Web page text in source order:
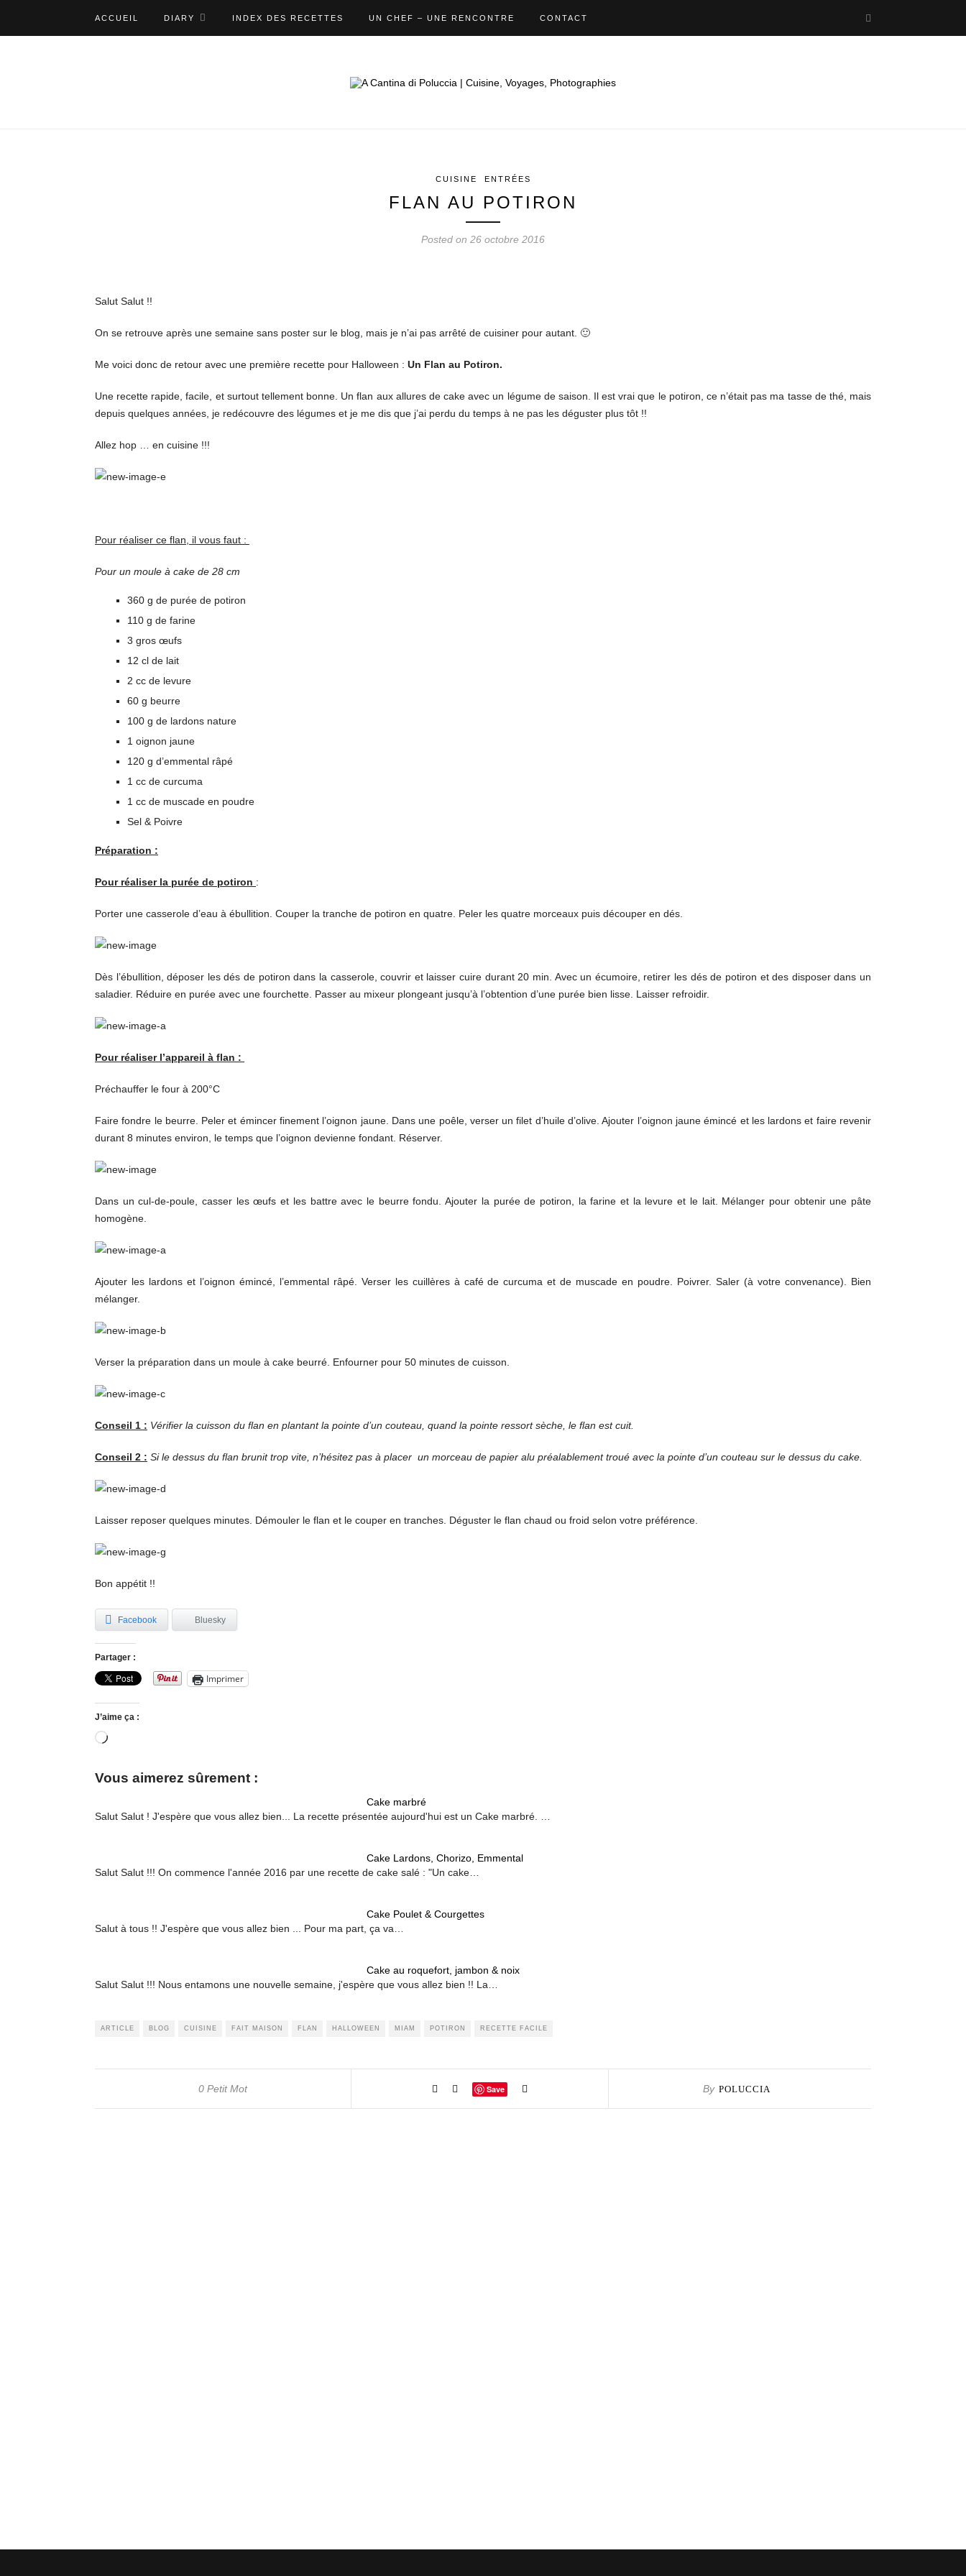
ACCUEIL DIARY INDEX DES RECETTES UN CHEF – UNE RENCONTRE CONTACT
CUISINE ENTRÉES
FLAN AU POTIRON
Posted on 26 octobre 2016
Salut Salut !!
On se retrouve après une semaine sans poster sur le blog, mais je n’ai pas arrêté de cuisiner pour autant. 🙂
Me voici donc de retour avec une première recette pour Halloween : Un Flan au Potiron.
Une recette rapide, facile, et surtout tellement bonne. Un flan aux allures de cake avec un légume de saison. Il est vrai que le potiron, ce n’était pas ma tasse de thé, mais
depuis quelques années, je redécouvre des légumes et je me dis que j’ai perdu du temps à ne pas les déguster plus tôt !!
Allez hop … en cuisine !!!
Pour réaliser ce flan, il vous faut :
Pour un moule à cake de 28 cm
360 g de purée de potiron
110 g de farine
3 gros œufs
12 cl de lait
2 cc de levure
60 g beurre
100 g de lardons nature
1 oignon jaune
120 g d’emmental râpé
1 cc de curcuma
1 cc de muscade en poudre
Sel & Poivre
Préparation :
Pour réaliser la purée de potiron :
Porter une casserole d’eau à ébullition. Couper la tranche de potiron en quatre. Peler les quatre morceaux puis découper en dés.
Dès l’ébullition, déposer les dés de potiron dans la casserole, couvrir et laisser cuire durant 20 min. Avec un écumoire, retirer les dés de potiron et des disposer dans un
saladier. Réduire en purée avec une fourchette. Passer au mixeur plongeant jusqu’à l’obtention d’une purée bien lisse. Laisser refroidir.
Pour réaliser l’appareil à flan :
Préchauffer le four à 200°C
Faire fondre le beurre. Peler et émincer finement l’oignon jaune. Dans une poêle, verser un filet d’huile d’olive. Ajouter l’oignon jaune émincé et les lardons et faire revenir
durant 8 minutes environ, le temps que l’oignon devienne fondant. Réserver.
Dans un cul-de-poule, casser les œufs et les battre avec le beurre fondu. Ajouter la purée de potiron, la farine et la levure et le lait. Mélanger pour obtenir une pâte
homogène.
Ajouter les lardons et l’oignon émincé, l’emmental râpé. Verser les cuillères à café de curcuma et de muscade en poudre. Poivrer. Saler (à votre convenance). Bien
mélanger.
Verser la préparation dans un moule à cake beurré. Enfourner pour 50 minutes de cuisson.
Conseil 1 : Vérifier la cuisson du flan en plantant la pointe d’un couteau, quand la pointe ressort sèche, le flan est cuit.
Conseil 2 : Si le dessus du flan brunit trop vite, n’hésitez pas à placer un morceau de papier alu préalablement troué avec la pointe d’un couteau sur le dessus du cake.
Laisser reposer quelques minutes. Démouler le flan et le couper en tranches. Déguster le flan chaud ou froid selon votre préférence.
Bon appétit !!
Facebook Bluesky
Partager :
Imprimer
J’aime ça :
Chargement…
Vous aimerez sûrement :
Cake marbré
Salut Salut ! J'espère que vous allez bien... La recette présentée aujourd'hui est un Cake marbré. …
Cake Lardons, Chorizo, Emmental
Salut Salut !!! On commence l'année 2016 par une recette de cake salé : "Un cake…
Cake Poulet & Courgettes
Salut à tous !! J'espère que vous allez bien ... Pour ma part, ça va…
Cake au roquefort, jambon & noix
Salut Salut !!! Nous entamons une nouvelle semaine, j'espère que vous allez bien !! La…
ARTICLE BLOG CUISINE FAIT MAISON FLAN HALLOWEEN MIAM POTIRON RECETTE FACILE
0 Petit Mot Save By POLUCCIA